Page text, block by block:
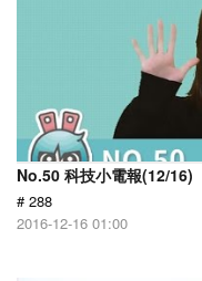
No.50 科技小電報(12/16)
# 288
2016-12-16 01:00